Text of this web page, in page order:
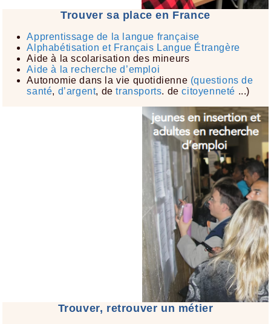
Trouver sa place en France
Apprentissage de la langue française​
Alphabétisation et Français Langue Étrangère
Aide à la scolarisation des mineurs​
Aide à la recherche d’emploi
Autonomie dans la vie quotidienne (questions de
santé, d’argent, detransports. decitoyenneté ...)
Trouver, retrouver un métier